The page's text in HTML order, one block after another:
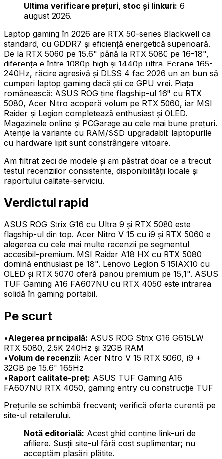
Ultima verificare prețuri, stoc și linkuri: 6
august 2026.
Laptop gaming în 2026 are RTX 50-series Blackwell ca
standard, cu GDDR7 și eficiență energetică superioară.
De la RTX 5060 pe 15.6" până la RTX 5080 pe 16-18",
diferența e între 1080p high și 1440p ultra. Ecrane 165-
240Hz, răcire agresivă și DLSS 4 fac 2026 un an bun să
cumperi laptop gaming dacă știi ce GPU vrei. Piața
românească: ASUS ROG ține flagship-ul 16" cu RTX
5080, Acer Nitro acoperă volum pe RTX 5060, iar MSI
Raider și Legion completează enthusiast și OLED.
Magazinele online și PCGarage au cele mai bune prețuri.
Atenție la variante cu RAM/SSD upgradabil: laptopurile
cu hardware lipit sunt constrângere viitoare.
Am filtrat zeci de modele și am păstrat doar ce a trecut
testul recenziilor consistente, disponibilității locale și
raportului calitate-serviciu.
Verdictul rapid
ASUS ROG Strix G16 cu Ultra 9 și RTX 5080 este
flagship-ul din top. Acer Nitro V 15 cu i9 și RTX 5060 e
alegerea cu cele mai multe recenzii pe segmentul
accesibil-premium. MSI Raider A18 HX cu RTX 5080
domină enthusiast pe 18". Lenovo Legion 5 15IAX10 cu
OLED și RTX 5070 oferă panou premium pe 15,1". ASUS
TUF Gaming A16 FA607NU cu RTX 4050 este intrarea
solidă în gaming portabil.
Pe scurt
•Alegerea principală: ASUS ROG Strix G16 G615LW
RTX 5080, 2.5K 240Hz și 32GB RAM
•Volum de recenzii: Acer Nitro V 15 RTX 5060, i9 +
32GB pe 15.6" 165Hz
•Raport calitate-preț: ASUS TUF Gaming A16
FA607NU RTX 4050, gaming entry cu construcție TUF
Prețurile se schimbă frecvent; verifică oferta curentă pe
site-ul retailerului.
Notă editorială: Acest ghid conține link-uri de
afiliere. Susții site-ul fără cost suplimentar; nu
acceptăm plasări plătite.